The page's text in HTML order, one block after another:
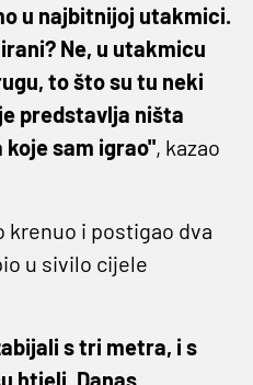
u najbitnijoj utakmici.
Ne, u utakmicu
to što su tu neki
predstavlja ništa
sam igrao", kazao
krenuo i postigao dva
u sivilo cijele
s tri metra, i s
htjeli. Danas